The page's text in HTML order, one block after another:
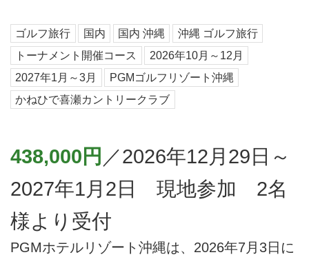
ゴルフ旅行 国内 国内 沖縄
沖縄 ゴルフ旅行
トーナメント開催コース
2026年10月～12月
2027年1月～3月
PGMゴルフリゾート沖縄
かねひで喜瀬カントリークラブ
438,000円 ／2026年12月29日～
2027年1月2日 現地参加 2名
様より受付
PGMホテルリゾート沖縄は、2026年7月3日に